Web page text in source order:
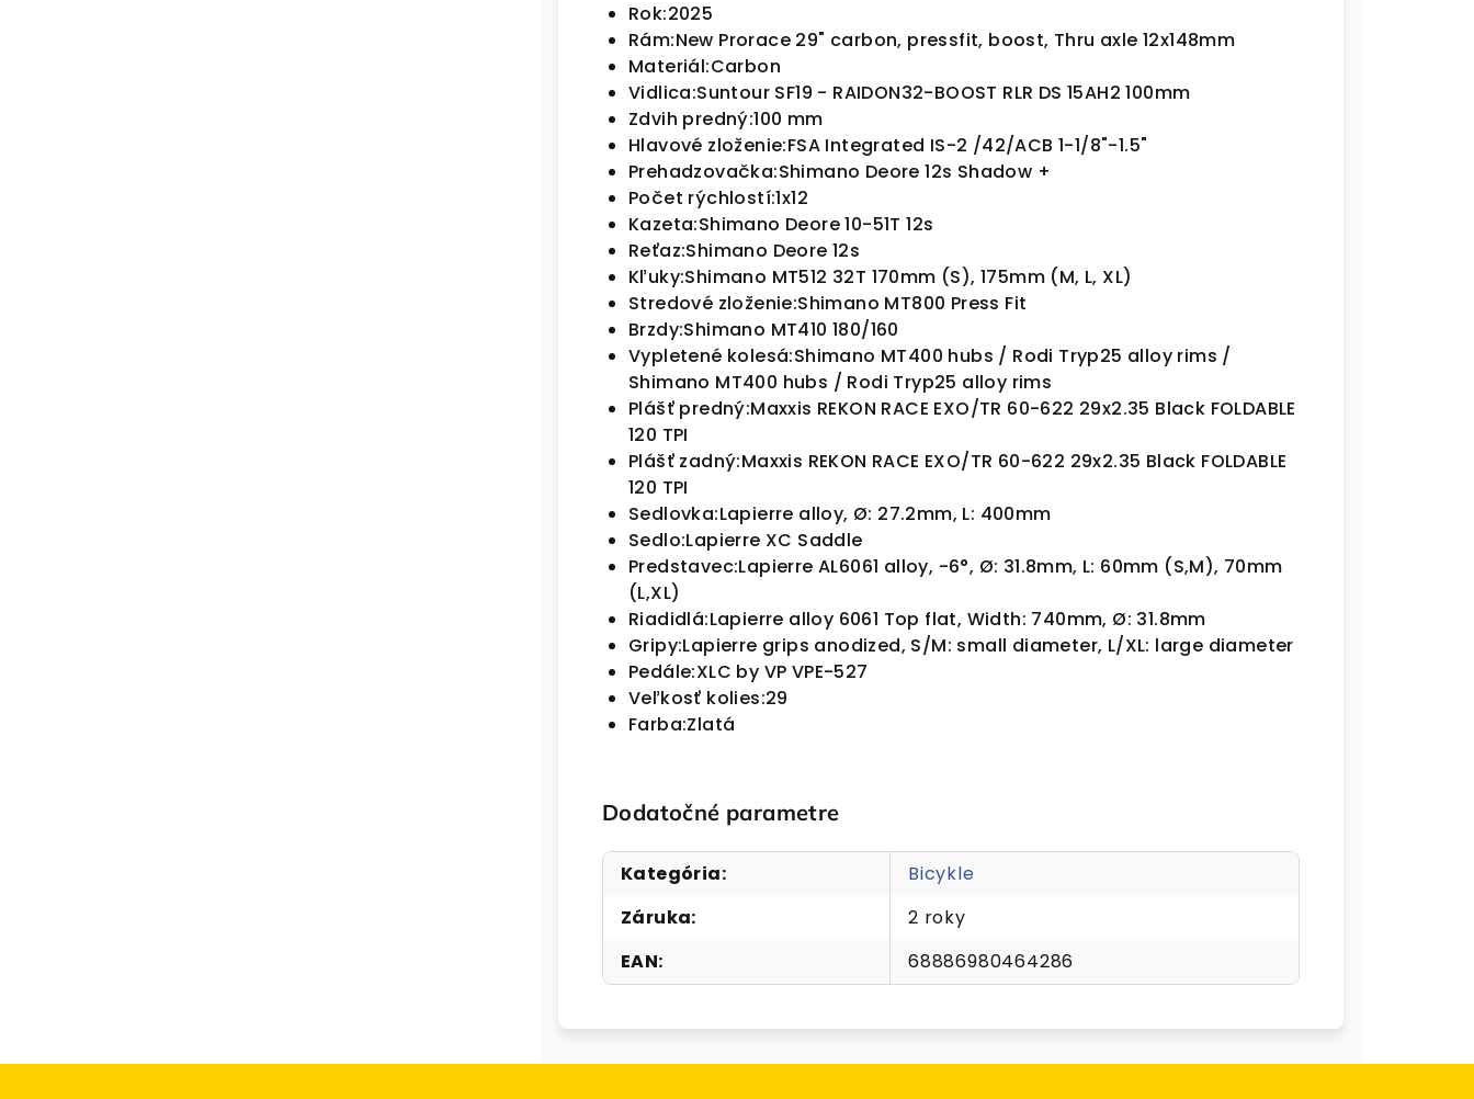
Rok:2025
Rám:New Prorace 29" carbon, pressfit, boost, Thru axle 12x148mm
Materiál:Carbon
Vidlica:Suntour SF19 - RAIDON32-BOOST RLR DS 15AH2 100mm
Zdvih predný:100 mm
Hlavové zloženie:FSA Integrated IS-2 /42/ACB 1-1/8"-1.5"
Prehadzovačka:Shimano Deore 12s Shadow +
Počet rýchlostí:1x12
Kazeta:Shimano Deore 10-51T 12s
Reťaz:Shimano Deore 12s
Kľuky:Shimano MT512 32T 170mm (S), 175mm (M, L, XL)
Stredové zloženie:Shimano MT800 Press Fit
Brzdy:Shimano MT410 180/160
Vypletené kolesá:Shimano MT400 hubs / Rodi Tryp25 alloy rims /
Shimano MT400 hubs / Rodi Tryp25 alloy rims
Plášť predný:Maxxis REKON RACE EXO/TR 60-622 29x2.35 Black FOLDABLE
120 TPI
Plášť zadný:Maxxis REKON RACE EXO/TR 60-622 29x2.35 Black FOLDABLE
120 TPI
Sedlovka:Lapierre alloy, Ø: 27.2mm, L: 400mm
Sedlo:Lapierre XC Saddle
Predstavec:Lapierre AL6061 alloy, -6°, Ø: 31.8mm, L: 60mm (S,M), 70mm
(L,XL)
Riadidlá:Lapierre alloy 6061 Top flat, Width: 740mm, Ø: 31.8mm
Gripy:Lapierre grips anodized, S/M: small diameter, L/XL: large diameter
Pedále:XLC by VP VPE-527
Veľkosť kolies:29
Farba:Zlatá
Dodatočné parametre
Kategória:
Bicykle
Záruka:
2 roky
EAN: 68886980464286